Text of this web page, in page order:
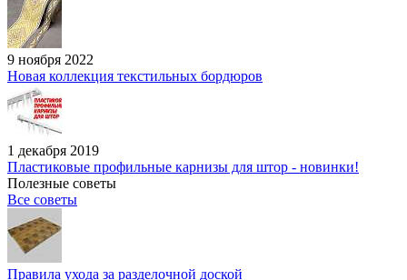
9 ноября 2022
Новая коллекция текстильных бордюров
1 декабря 2019
Пластиковые профильные карнизы для штор - новинки!
Полезные советы
Все советы
Правила ухода за разделочной доской